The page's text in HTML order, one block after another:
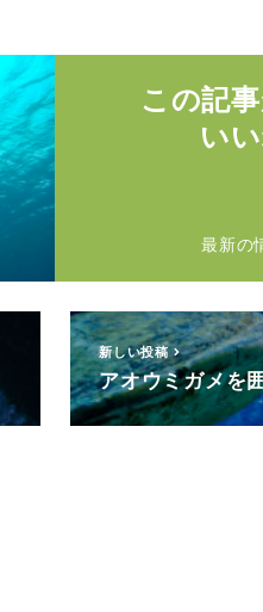
この記
い
最新の
新しい投稿
アオウミガメを